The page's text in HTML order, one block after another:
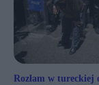
Rozłam w tureckiej